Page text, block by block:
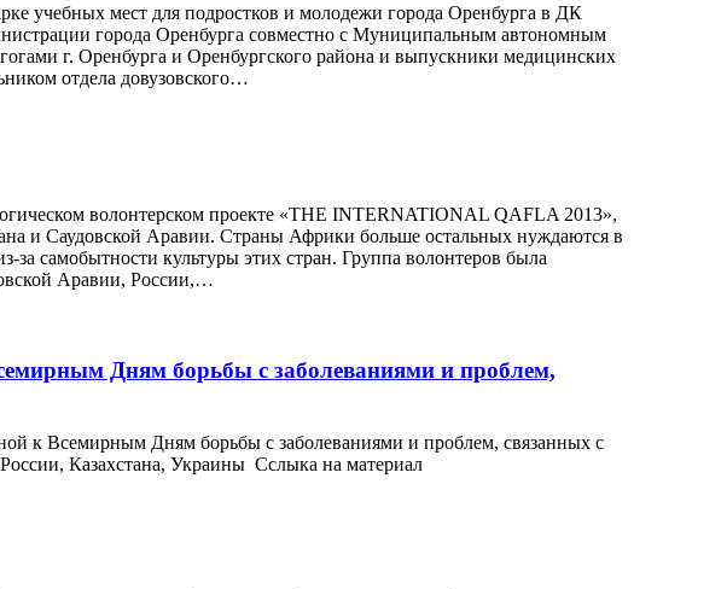
учебных мест для подростков и молодежи города Оренбурга в ДК
города Оренбурга совместно с Муниципальным автономным
г. Оренбурга и Оренбургского района и выпускники медицинских
отдела довузовского…
волонтерском проекте «THE INTERNATIONAL QAFLA 2013»,
и Саудовской Аравии. Страны Африки больше остальных нуждаются в
самобытности культуры этих стран. Группа волонтеров была
Аравии, России,…
Дням борьбы с заболеваниями и проблем,
к Всемирным Дням борьбы с заболеваниями и проблем, связанных с
Казахстана, Украины Сслыка на материал